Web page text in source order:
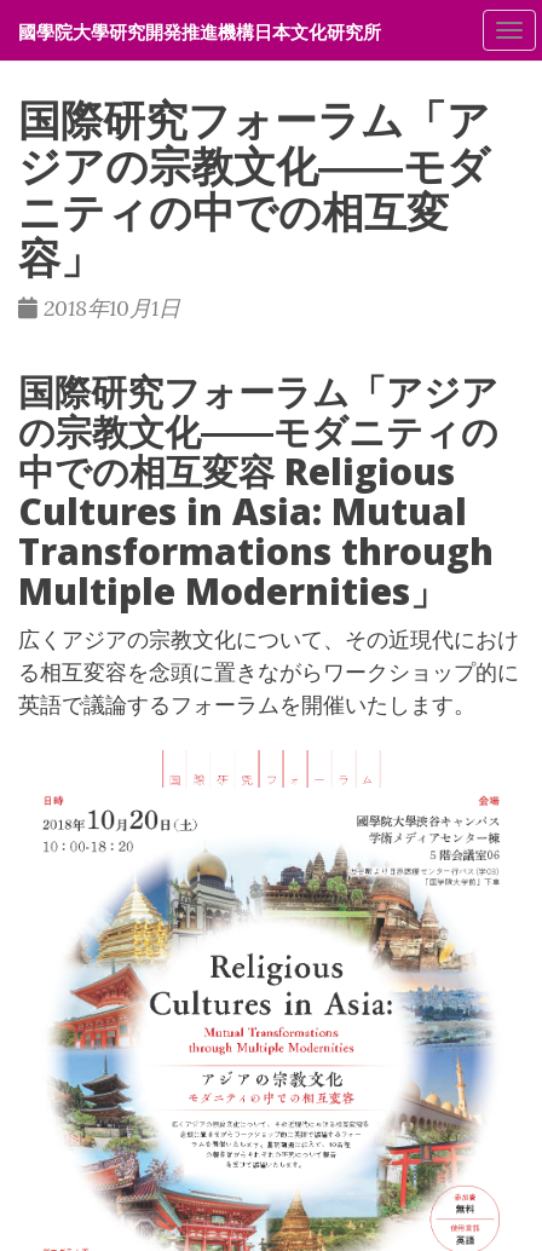
メ
國學院大學研究開発推進機構日本文化研究所
国際研究フォーラム「ア
ジアの宗教文化――モダ
ニティの中での相互変
容」
2018年10月1日
国際研究フォーラム「アジア
の宗教文化――モダニティの
中での相互変容 Religious
Cultures in Asia: Mutual
Transformations through
Multiple Modernities」
広くアジアの宗教文化について、その近現代におけ
る相互変容を念頭に置きながらワークショップ的に
英語で議論するフォーラムを開催いたします。